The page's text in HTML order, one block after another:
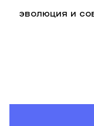
эволюция и